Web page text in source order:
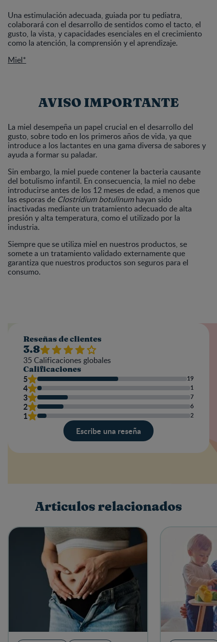
Una estimulación adecuada, guiada por tu pediatra,
colaborará con el desarrollo de sentidos como el tacto, el
gusto, la vista, y capacidades esenciales en el crecimiento
como la atención, la comprensión y el aprendizaje.
Miel*
AVISO IMPORTANTE
La miel desempeña un papel crucial en el desarrollo del
gusto, sobre todo en los primeros años de vida, ya que
introduce a los lactantes en una gama diversa de sabores y
ayuda a formar su paladar.
Sin embargo, la miel puede contener la bacteria causante
del botulismo infantil. En consecuencia, la miel no debe
introducirse antes de los 12 meses de edad, a menos que
las esporas de Clostridium botulinumhayan sido
inactivadas mediante un tratamiento adecuado de alta
presión y alta temperatura, como el utilizado por la
industria.
Siempre que se utiliza miel en nuestros productos, se
somete a un tratamiento validado externamente que
garantiza que nuestros productos son seguros para el
consumo.
Reseñas de clientes
3.8
35 Calificaciones globales
Calificaciones
5 19
4 1
3 7
2 6
1 2
Escribe una reseña
Escribe una reseña
Articulos relacionados